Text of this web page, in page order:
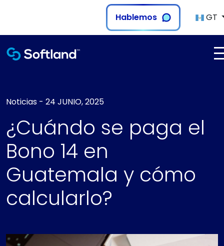
Hablemos GT
Noticias - 24 JUNIO, 2025
¿Cuándo se paga el
Bono 14 en
Guatemala y cómo
calcularlo?